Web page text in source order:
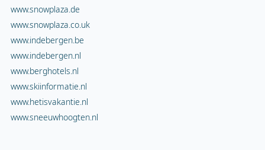
www.snowplaza.de
www.snowplaza.co.uk
www.indebergen.be
www.indebergen.nl
www.berghotels.nl
www.skiinformatie.nl
www.hetisvakantie.nl
www.sneeuwhoogten.nl